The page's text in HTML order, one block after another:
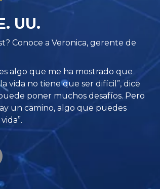
UU.
Conoce a Veronica, gerente de
algo que me ha mostrado que
vida no tiene que ser difícil”, dice
poner muchos desafíos. Pero
un camino, algo que puedes